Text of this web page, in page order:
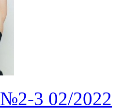
№2-3 02/2022